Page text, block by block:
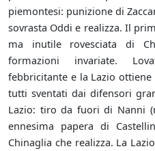
piemontesi: punizione di
sovrasta Oddi e realizza. Il
ma inutile rovesciata di
formazioni invariate.
febbricitante e la Lazio
tutti sventati dai difensori
Lazio: tiro da fuori di Nanni
ennesima papera di
Chinaglia che realizza. La